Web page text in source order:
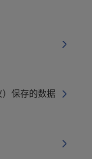
保存的数据